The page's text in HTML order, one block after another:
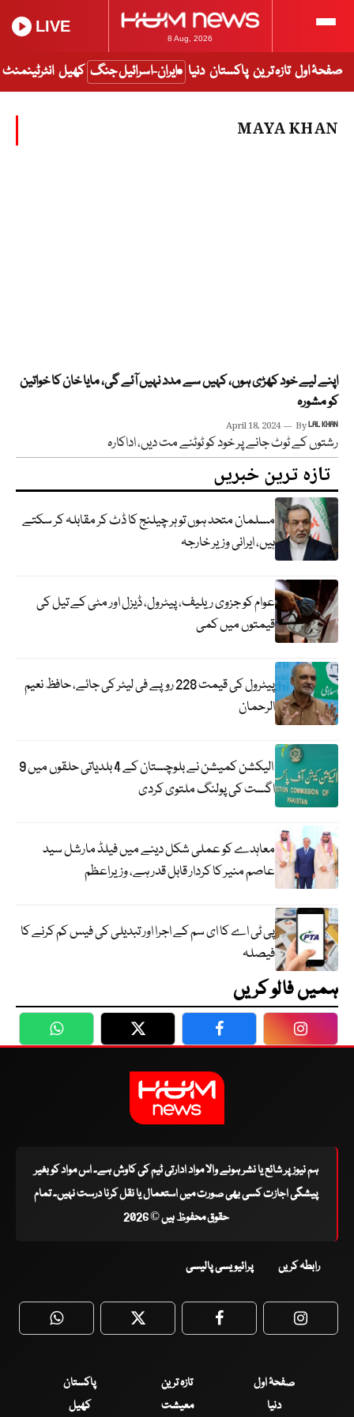
8 Aug, 2026
LIVE
صفحۂ اول تازہ ترین پاکستان دنیا ایران-اسرائیل جنگ کھیل انٹرٹینمنٹ
MAYA KHAN
اپنے لیے خود کھڑی ہوں، کہیں سے مدد نہیں آئے گی، مایا خان کا خواتین
کو مشورہ
April 18, 2024 ByLAL KHAN
رشتوں کے ٹوٹ جانے پر خود کو ٹوٹنے مت دیں، اداکارہ
تازہ ترین خبریں
مسلمان متحد ہوں تو ہر چیلنج کا ڈٹ کر مقابلہ کر سکتے
ہیں، ایرانی وزیر خارجہ
عوام کو جزوی ریلیف، پیٹرول، ڈیزل اور مٹی کے تیل کی
قیمتوں میں کمی
پیٹرول کی قیمت 228 روپے فی لیٹر کی جائے، حافظ نعیم
الرحمان
الیکشن کمیشن نے بلوچستان کے 4 بلدیاتی حلقوں میں 9
اگست کی پولنگ ملتوی کردی
معاہدے کو عملی شکل دینے میں فیلڈ مارشل سید
عاصم منیر کا کردار قابل قدر ہے، وزیراعظم
پی ٹی اے کا ای سم کے اجرا اور تبدیلی کی فیس کم کرنے کا
فیصلہ
ہمیں فالو کریں
WhatsApp Twitter Facebook
ہم نیوز پر شائع یا نشر ہونے والا مواد ادارتی ٹیم کی کاوش ہے۔ اس مواد کو بغیر
پیشگی اجازت کسی بھی صورت میں استعمال یا نقل کرنا درست نہیں۔ تمام
حقوق محفوظ ہیں © 2026
رابطہ کریں پرائیویسی پالیسی
WhatsApp Twitter Facebook
صفحۂ اول تازہ ترین
پاکستان
دنیا
معیشت کھیل